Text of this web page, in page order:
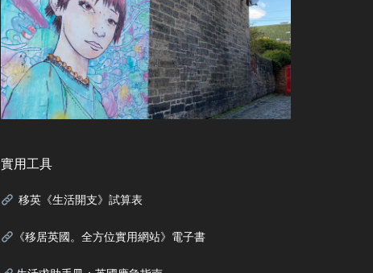
實用工具
移英《生活開支》試算表
《移居英國。全方位實用網站》電子書